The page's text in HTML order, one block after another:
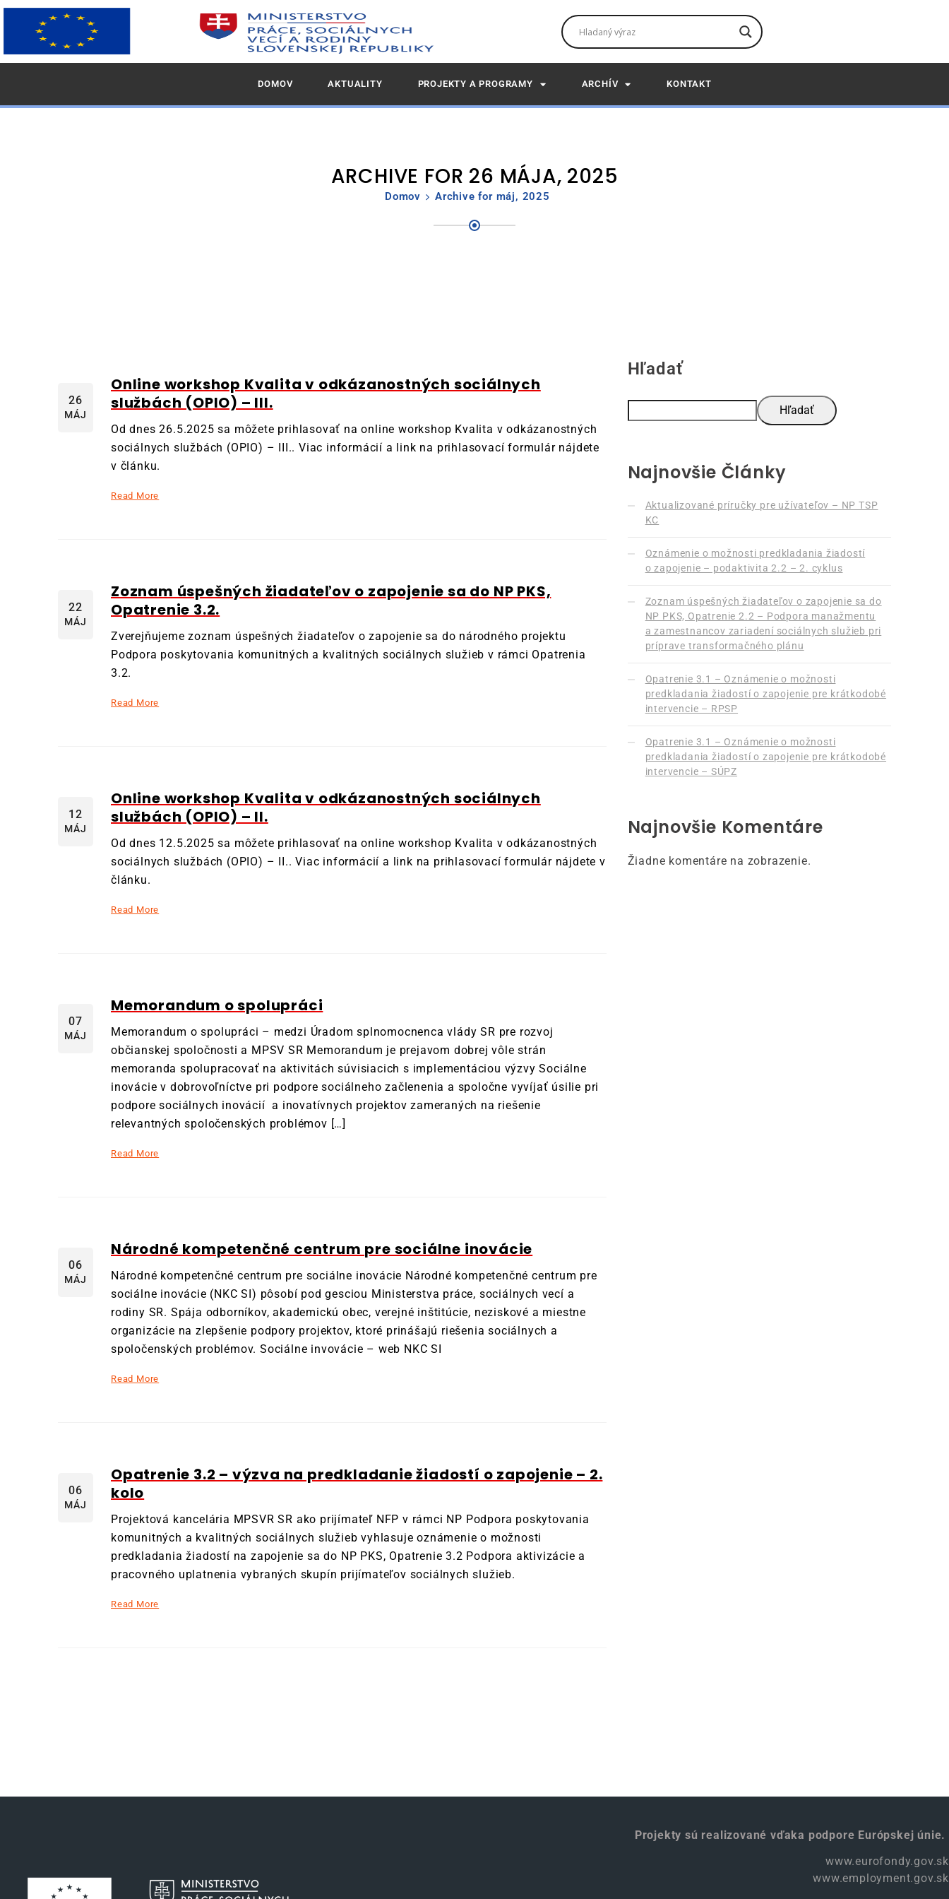
DOMOV AKTUALITY PROJEKTY A PROGRAMY ARCHÍV KONTAKT
ARCHIVE FOR 26 MÁJA, 2025
Domov Archive for máj, 2025
26
MÁJ
Online workshop Kvalita v odkázanostných sociálnych
službách (OPIO) – III.
Od dnes 26.5.2025 sa môžete prihlasovať na online workshop Kvalita v odkázanostných
sociálnych službách (OPIO) – III.. Viac informácií a link na prihlasovací formulár nájdete
v článku.
Read More
22
MÁJ
Zoznam úspešných žiadateľov o zapojenie sa do NP PKS,
Opatrenie 3.2.
Zverejňujeme zoznam úspešných žiadateľov o zapojenie sa do národného projektu
Podpora poskytovania komunitných a kvalitných sociálnych služieb v rámci Opatrenia
3.2.
Read More
12
MÁJ
Online workshop Kvalita v odkázanostných sociálnych
službách (OPIO) – II.
Od dnes 12.5.2025 sa môžete prihlasovať na online workshop Kvalita v odkázanostných
sociálnych službách (OPIO) – II.. Viac informácií a link na prihlasovací formulár nájdete v
článku.
Read More
07
MÁJ
Memorandum o spolupráci
Memorandum o spolupráci – medzi Úradom splnomocnenca vlády SR pre rozvoj
občianskej spoločnosti a MPSV SR Memorandum je prejavom dobrej vôle strán
memoranda spolupracovať na aktivitách súvisiacich s implementáciou výzvy Sociálne
inovácie v dobrovoľníctve pri podpore sociálneho začlenenia a spoločne vyvíjať úsilie pri
podpore sociálnych inovácií a inovatívnych projektov zameraných na riešenie
relevantných spoločenských problémov […]
Read More
06
MÁJ
Národné kompetenčné centrum pre sociálne inovácie
Národné kompetenčné centrum pre sociálne inovácie Národné kompetenčné centrum pre
sociálne inovácie (NKC SI) pôsobí pod gesciou Ministerstva práce, sociálnych vecí a
rodiny SR. Spája odborníkov, akademickú obec, verejné inštitúcie, neziskové a miestne
organizácie na zlepšenie podpory projektov, ktoré prinášajú riešenia sociálnych a
spoločenských problémov. Sociálne invovácie – web NKC SI
Read More
06
MÁJ
Opatrenie 3.2 – výzva na predkladanie žiadostí o zapojenie – 2.
kolo
Projektová kancelária MPSVR SR ako prijímateľ NFP v rámci NP Podpora poskytovania
komunitných a kvalitných sociálnych služieb vyhlasuje oznámenie o možnosti
predkladania žiadostí na zapojenie sa do NP PKS, Opatrenie 3.2 Podpora aktivizácie a
pracovného uplatnenia vybraných skupín prijímateľov sociálnych služieb.
Read More
Hľadať
Hľadať
Najnovšie Články
Aktualizované príručky pre užívateľov – NP TSP
KC
Oznámenie o možnosti predkladania žiadostí
o zapojenie – podaktivita 2.2 – 2. cyklus
Zoznam úspešných žiadateľov o zapojenie sa do
NP PKS, Opatrenie 2.2 – Podpora manažmentu
a zamestnancov zariadení sociálnych služieb pri
príprave transformačného plánu
Opatrenie 3.1 – Oznámenie o možnosti
predkladania žiadostí o zapojenie pre krátkodobé
intervencie – RPSP
Opatrenie 3.1 – Oznámenie o možnosti
predkladania žiadostí o zapojenie pre krátkodobé
intervencie – SÚPZ
Najnovšie Komentáre
Žiadne komentáre na zobrazenie.
Projekty sú realizované vďaka podpore Európskej únie.
www.eurofondy.gov.sk
www.employment.gov.sk